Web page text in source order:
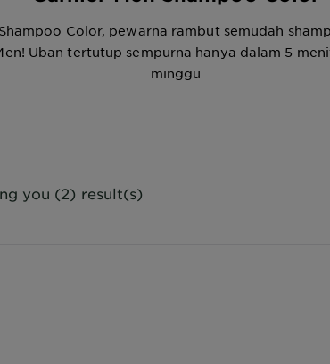
Color, pewarna rambut semudah
Uban tertutup sempurna hanya dalam 5
minggu
you (2) result(s)